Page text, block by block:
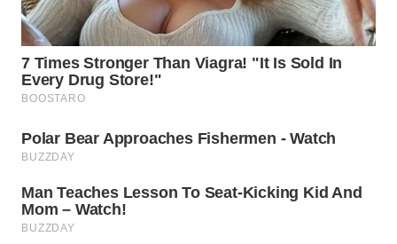
LESUNG
WN
KARO
SIMALUNGUN
WN
LABUHANBATU